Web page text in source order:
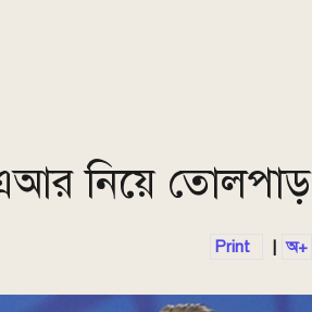
নিয়ে তোলপাড়
Print অ+